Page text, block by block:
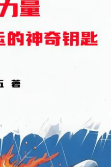
養生保健